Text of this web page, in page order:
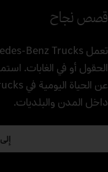
قصص نجاح
الحقول أو في الغابات.
داخل المدن والبلديات.